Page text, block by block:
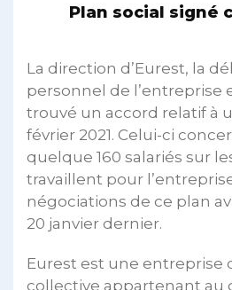
Plan social signé
La direction d’Eurest, la
personnel de l’entreprise
trouvé un accord relatif à
février 2021. Celui-ci
quelque 160 salariés sur
travaillent pour
négociations de ce plan
20 janvier dernier.
Eurest est une entreprise
collective appartenant au